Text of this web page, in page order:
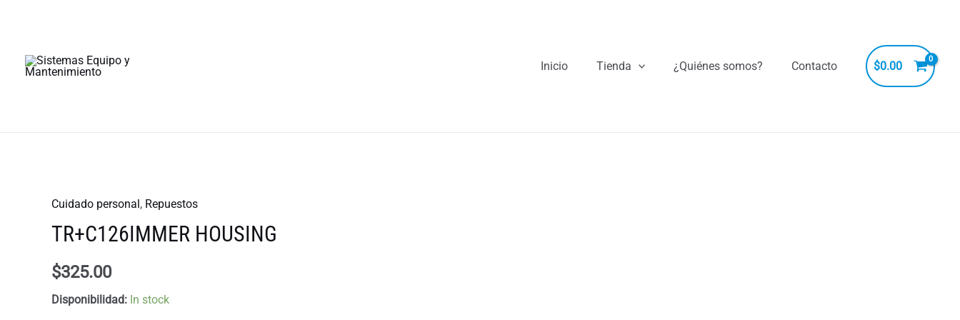
Inicio
Tienda ¿Quiénes somos? Contacto $0.00
Cuidado personal, Repuestos
TR+C126IMMER HOUSING
$325.00
Disponibilidad: In stock